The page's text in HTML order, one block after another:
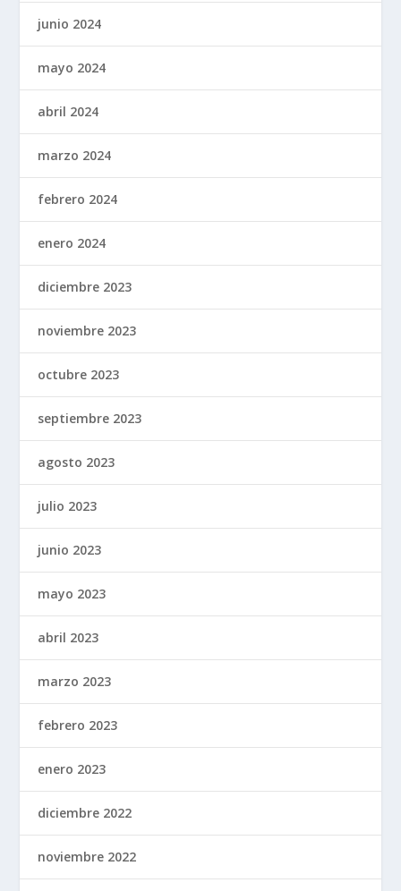
junio 2024
mayo 2024
abril 2024
marzo 2024
febrero 2024
enero 2024
diciembre 2023
noviembre 2023
octubre 2023
septiembre 2023
agosto 2023
julio 2023
junio 2023
mayo 2023
abril 2023
marzo 2023
febrero 2023
enero 2023
diciembre 2022
noviembre 2022